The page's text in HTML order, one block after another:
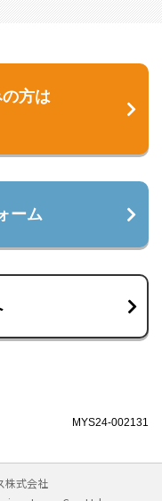
方は
ーム
MYS24-002131
株式会社